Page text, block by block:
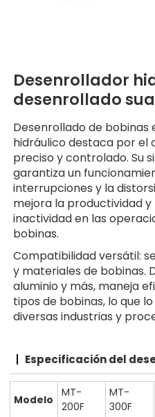
Desenrollador
desenrollado
Desenrollado de
hidráulico destaca por el
preciso y controlado. Su
garantiza un
interrupciones y la
mejora la productividad
inactividad en las
bobinas.
Compatibilidad versátil:
y materiales de bobinas.
aluminio y más, maneja
tipos de bobinas, lo que
diversas industrias y
Especificación del
Modelo
MT-
200F
MT-
300F